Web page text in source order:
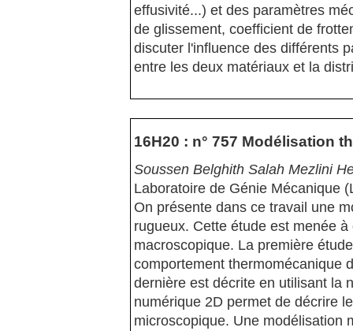
effusivité...) et des paramètres
de glissement, coefficient de
discuter l'influence des différents
entre les deux matériaux et la
16H20 : n° 757 Modélisation
Soussen Belghith Salah Mezlini
Laboratoire de Génie Mécanique
On présente dans ce travail une
rugueux. Cette étude est menée
macroscopique. La première
comportement thermomécanique
dernière est décrite en utilisant la
numérique 2D permet de décrire
microscopique. Une modélisation